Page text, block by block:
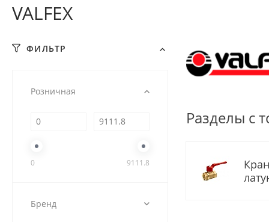
VALFEX
ФИЛЬТР
Розничная
0 9111.8
Бренд
Разделы с